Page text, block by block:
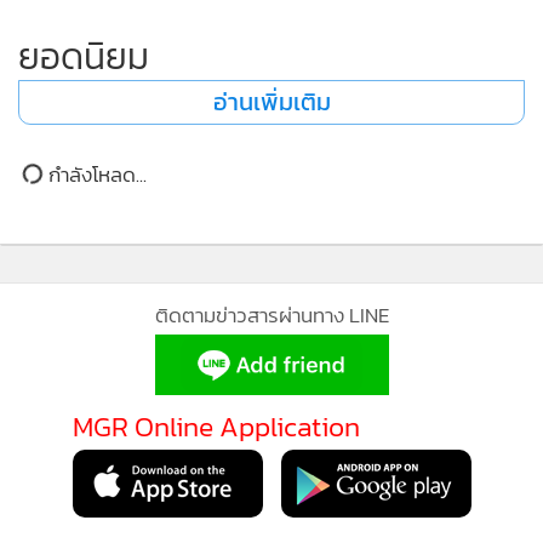
ข้างความถูกต้อง วันนี้นัชขอกลับมาทำงานให้พระนครในอีก
บทบาทหนึ่ง ที่เชื่อว่า การเมืองสุจริตจะต้องมีที่ยืน และคน
คนรุ่นใหม่ที่รู้ระบบ รู้พื้นที่ และพร้อมทำงานอย่างมืออาชีพ เพื่อ
สำหรับประวัติ นัช ธนัญญ์
สำเร็จการศึกษาปริญญาตรี 2 สาขา ได้แก่ นิติศาสตร์ จาก
จุฬาลงกรณ์มหาวิทยาลัย และรัฐศาสตร์ จากมหาวิทยาลัย
สำเร็จการศึกษาปริญญาโท รัฐศาสตร์ จากมหาวิทยาลัย
ธรรมศาสตร์
ยอดนิยม
อ่านเพิ่มเติม
กำลังโหลด...
ติดตามข่าวสารผ่านทาง LINE
MGR Online Application